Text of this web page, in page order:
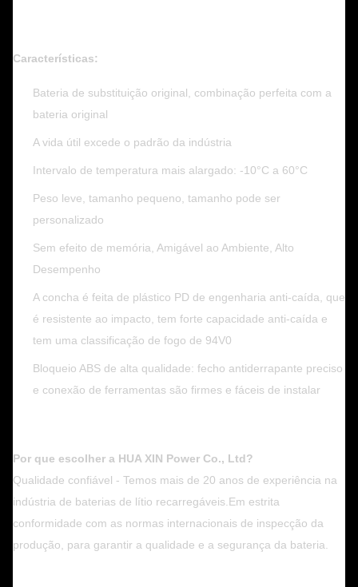
Características:
Bateria de substituição original, combinação perfeita com a
bateria original
A vida útil excede o padrão da indústria
Intervalo de temperatura mais alargado: -10°C a 60°C
Peso leve, tamanho pequeno, tamanho pode ser
personalizado
Sem efeito de memória, Amigável ao Ambiente, Alto
Desempenho
A concha é feita de plástico PD de engenharia anti-caída, que
é resistente ao impacto, tem forte capacidade anti-caída e
tem uma classificação de fogo de 94V0
Bloqueio ABS de alta qualidade: fecho antiderrapante preciso
e conexão de ferramentas são firmes e fáceis de instalar
Por que escolher a HUA XIN Power Co., Ltd?
Qualidade confiável - Temos mais de 20 anos de experiência na
indústria de baterias de lítio recarregáveis.Em estrita
conformidade com as normas internacionais de inspecção da
produção, para garantir a qualidade e a segurança da bateria.